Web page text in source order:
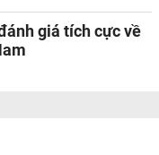
giá tích cực về